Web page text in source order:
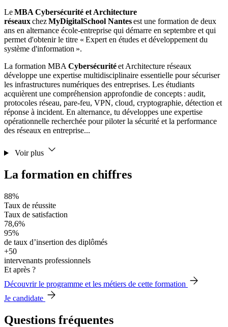
LeMBA Cybersécurité et Architecture
réseauxchezMyDigitalSchool Nantesest une formation de deux
ans en alternance école-entreprise qui démarre en septembre et qui
permet d'obtenir le titre « Expert en études et développement du
système d'information ».
La formation MBA Cybersécuritéet Architecture réseaux
développe une expertise multidisciplinaire essentielle pour sécuriser
les infrastructures numériques des entreprises. Les étudiants
acquièrent une compréhension approfondie de concepts : audit,
protocoles réseau, pare-feu, VPN, cloud, cryptographie, détection et
réponse à incident. En alternance, tu développes une expertise
opérationnelle recherchée pour piloter la sécurité et la performance
des réseaux en entreprise...
Voir plus
La formation en chiffres
88%
Taux de réussite
Taux de satisfaction
78,6%
95%
de taux d’insertion des diplômés
+50
intervenants professionnels
Et après ?
Découvrir le programme et les métiers de cette formation
Je candidate
Questions fréquentes